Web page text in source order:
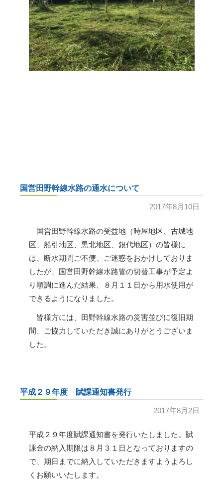
国営田野幹線水路の通水について
2017年8月10日
国営田野幹線水路の受益地（時屋地区、古城地
区、船引地区、黒北地区、銀代地区）の皆様に
は、断水期間ご不便、ご迷惑をおかけしておりま
したが、国営田野幹線水路管の切替工事が予定よ
り順調に進んだ結果、８月１１日から用水使用が
できるようになりました。
皆様方には、田野幹線水路の災害並びに復旧期
間、ご協力していただき誠にありがとうございま
した。
平成２９年度 賦課通知書発行
2017年8月2日
平成２９年度賦課通知書を発行いたしました。賦
課金の納入期限は８月３１日となっておりますの
で、期日までに納入していただきますようよろし
くお願いいたします。